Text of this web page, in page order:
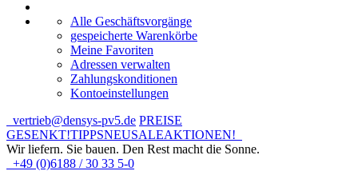
Alle Geschäftsvorgänge
gespeicherte Warenkörbe
Meine Favoriten
Adressen verwalten
Zahlungskonditionen
Kontoeinstellungen
vertrieb@densys-pv5.de PREISE
GESENKT!TIPPSNEUSALEAKTIONEN!
Wir liefern. Sie bauen. Den Rest macht die Sonne.
+49 (0)6188 / 30 33 5-0